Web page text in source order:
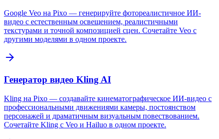
Google Veo на Pixo — генерируйте фотореалистичное ИИ-
видео с естественным освещением, реалистичными
текстурами и точной композицией сцен. Сочетайте Veo с
другими моделями в одном проекте.
Генератор видео Kling AI
Kling на Pixo — создавайте кинематографическое ИИ-видео с
профессиональными движениями камеры, постоянством
персонажей и драматичным визуальным повествованием.
Сочетайте Kling с Veo и Hailuo в одном проекте.